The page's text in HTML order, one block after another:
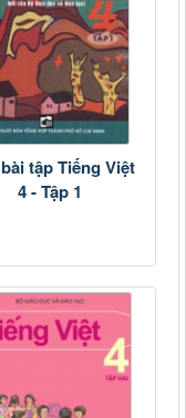
tập Tiếng Việt
4 - Tập 1